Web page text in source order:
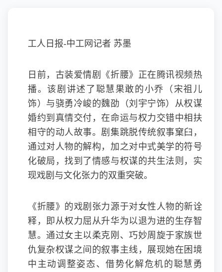
工人日报-中工网记者 苏墨
日前，古装爱情剧《折腰》正在腾讯视频热
播。该剧讲述了聪慧果敢的小乔（宋祖儿
饰）与骁勇冷峻的魏劭（刘宇宁饰）从权谋
婚约到真情交付，在命运与权力交错中相扶
相守的动人故事。剧集跳脱传统叙事窠臼，
通过对人物的解构，加之对中式美学的符号
化破局，找到了情感与权谋的共生法则，实
现戏剧与文化张力的双重突破。
《折腰》的戏剧张力源于对女性人物的新诠
释，即从权力屈从升华为以退为进的生存智
慧。通过女主以柔克刚、巧妙周旋于家族世
仇复杂权谋之间的叙事主线，展现她在困境
中主动调整姿态、借势化解危机的聪慧勇